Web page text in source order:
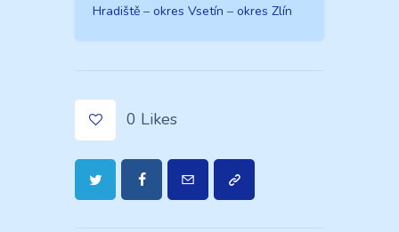
Hradiště – okres Vsetín – okres Zlín
0 Likes